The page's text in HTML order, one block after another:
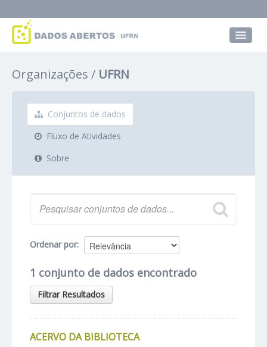
Grupos
Sobre
Organizações UFRN
Conjuntos de dados
Fluxo de Atividades
Sobre
Ordenar por
1 conjunto de dados encontrado
Filtrar Resultados
ACERVO DA BIBLIOTECA